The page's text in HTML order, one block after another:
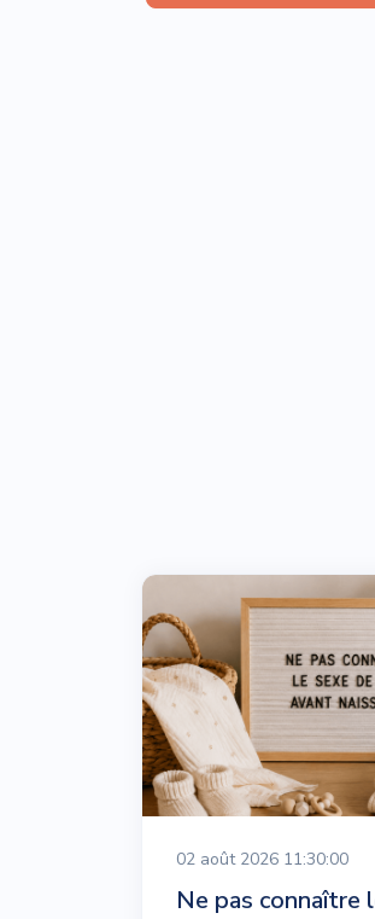
02 août 2026 11:30:00
Ne pas connaître